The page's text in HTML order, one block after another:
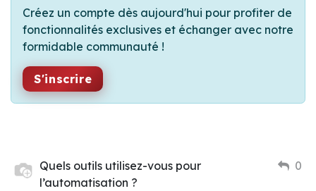
Créez un compte dès aujourd'hui pour profiter de
fonctionnalités exclusives et échanger avec notre
formidable communauté !
S'inscrire
Quels outils utilisez-vous pour
l’automatisation ?
0